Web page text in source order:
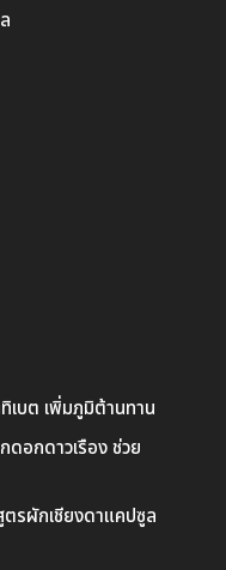
เบต เพิ่มภูมิต้านทาน
อกดาวเรือง ช่วย
รผักเชียงดาแคปซูล